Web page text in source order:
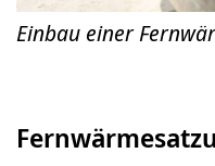
Einbau einer